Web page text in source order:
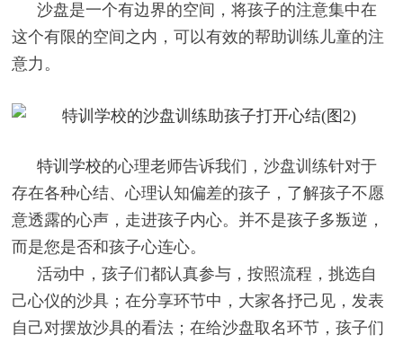
沙盘是一个有边界的空间，将孩子的注意集中在
这个有限的空间之内，可以有效的帮助训练儿童的注
意力。
特训学校的心理老师告诉我们，沙盘训练针对于
存在各种心结、心理认知偏差的孩子，了解孩子不愿
意透露的心声，走进孩子内心。并不是孩子多叛逆，
而是您是否和孩子心连心。
活动中，孩子们都认真参与，按照流程，挑选自
己心仪的沙具；在分享环节中，大家各抒己见，发表
自己对摆放沙具的看法；在给沙盘取名环节，孩子们